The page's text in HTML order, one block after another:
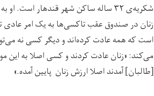
شکریه‌ی ۳۲ ساله ساکن شهر قندهار
زنان در صندوق عقب تاکسی‌ها به یک امر عادی
است که همه عادت کرده‌اند و دیگر کسی نه
می‌کند: «زنان عادت کردند و کسی اصلا به این
[طالبان] آمدند اصلا ارزش زنان پایین آمده.»